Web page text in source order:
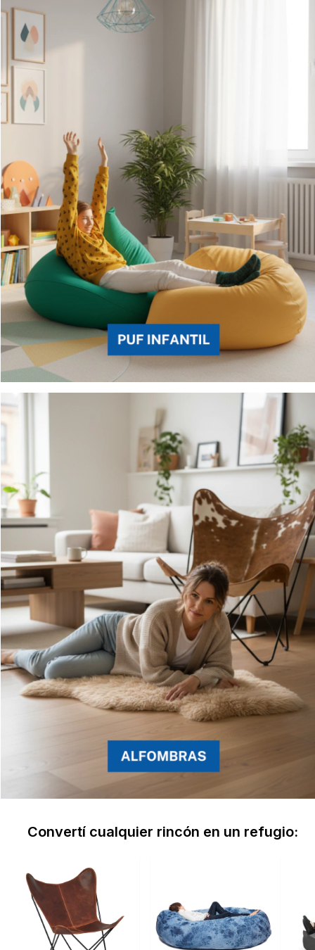
Convertí cualquier rincón en un refugio: